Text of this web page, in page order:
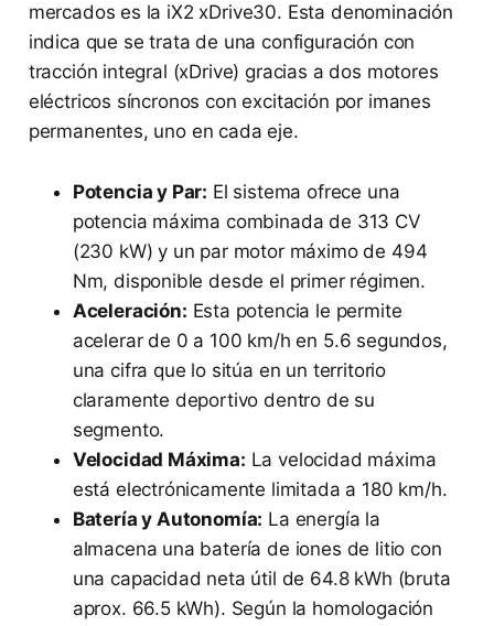
mercados es la iX2 xDrive30. Esta denominación
indica que se trata de una configuración con
tracción integral (xDrive) gracias a dos motores
eléctricos síncronos con excitación por imanes
permanentes, uno en cada eje.
Potencia y Par: El sistema ofrece una
potencia máxima combinada de 313 CV
(230 kW) y un par motor máximo de 494
Nm, disponible desde el primer régimen.
Aceleración: Esta potencia le permite
acelerar de 0 a 100 km/h en 5.6 segundos,
una cifra que lo sitúa en un territorio
claramente deportivo dentro de su
segmento.
Velocidad Máxima: La velocidad máxima
está electrónicamente limitada a 180 km/h.
Batería y Autonomía: La energía la
almacena una batería de iones de litio con
una capacidad neta útil de 64.8 kWh (bruta
aprox. 66.5 kWh). Según la homologación